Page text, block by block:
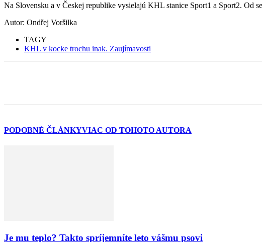
Na Slovensku a v Českej republike vysielajú KHL stanice Sport1 a Sport2. Od
Autor: Ondřej Voršilka
TAGY
KHL v kocke trochu inak. Zaujímavosti
PODOBNÉ ČLÁNKYVIAC OD TOHOTO AUTORA
Je mu teplo? Takto spríjemníte leto vášmu psovi